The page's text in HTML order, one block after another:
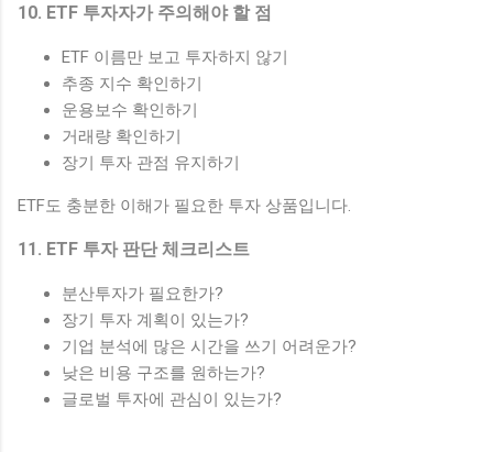
10. ETF 투자자가 주의해야 할 점
ETF 이름만 보고 투자하지 않기
추종 지수 확인하기
운용보수 확인하기
거래량 확인하기
장기 투자 관점 유지하기
ETF도 충분한 이해가 필요한 투자 상품입니다.
11. ETF 투자 판단 체크리스트
분산투자가 필요한가?
장기 투자 계획이 있는가?
기업 분석에 많은 시간을 쓰기 어려운가?
낮은 비용 구조를 원하는가?
글로벌 투자에 관심이 있는가?